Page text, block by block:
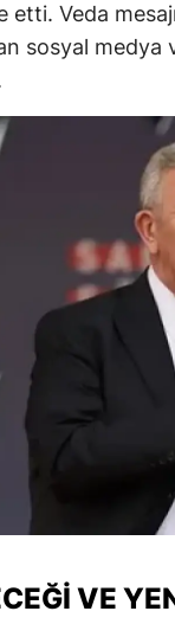
Kırıkkale
Şırnak
Bartın
Yalova
Karabük
etti. Veda
sosyal
VE